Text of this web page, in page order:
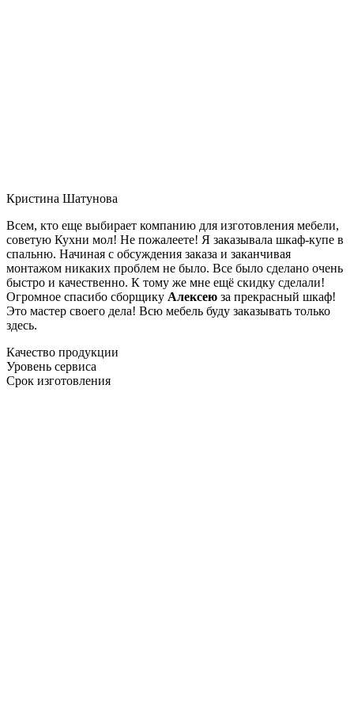
Кристина Шатунова
Всем, кто еще выбирает компанию для изготовления мебели,
советую Кухни мол! Не пожалеете! Я заказывала шкаф-купе в
спальню. Начиная с обсуждения заказа и заканчивая
монтажом никаких проблем не было. Все было сделано очень
быстро и качественно. К тому же мне ещё скидку сделали!
Огромное спасибо сборщику Алексею за прекрасный шкаф!
Это мастер своего дела! Всю мебель буду заказывать только
здесь.
Качество продукции
Уровень сервиса
Срок изготовления